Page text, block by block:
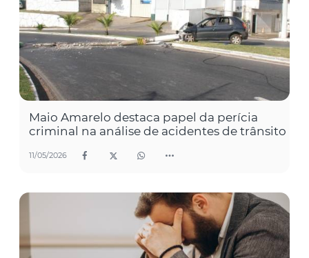
Maio Amarelo destaca papel da perícia
criminal na análise de acidentes de trânsito
11/05/2026